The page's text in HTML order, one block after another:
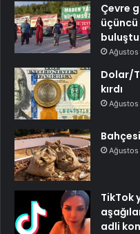
Çevre
üçüncü
buluştu
Dolar/
kırdı
TikTok
adli